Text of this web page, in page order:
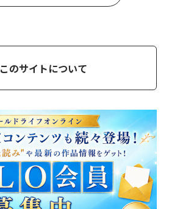
このサイトについて